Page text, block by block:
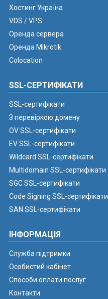
Хостинг Україна
VDS / VPS
Оренда сервера
Оренда Mikrotik
Colocation
SSL-СЕРТИФІКАТИ
SSL-сертифікати
З перевіркою домену
OV SSL-сертифікати
EV SSL-сертифікати
Wildcard SSL-сертифікати
Multidomain SSL-сертифікати
SGC SSL-сертифікати
Code Signing SSL-сертифікати
SAN SSL-сертифікати
ІНФОРМАЦІЯ
Служба підтримки
Особистий кабінет
Способи оплати послуг
Контакти